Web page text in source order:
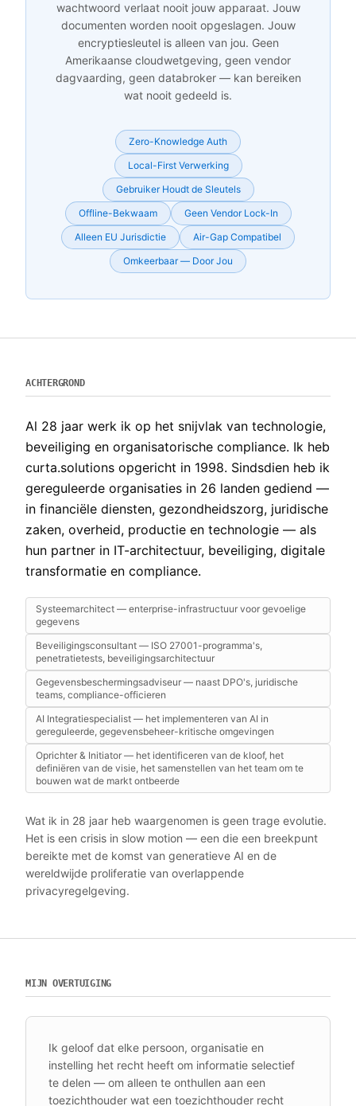
wachtwoord verlaat nooit jouw apparaat. Jouw
documenten worden nooit opgeslagen. Jouw
encryptiesleutel is alleen van jou. Geen
Amerikaanse cloudwetgeving, geen vendor
dagvaarding, geen databroker — kan bereiken
wat nooit gedeeld is.
Zero-Knowledge Auth
Local-First Verwerking
Gebruiker Houdt de Sleutels
Offline-Bekwaam
Geen Vendor Lock-In
Alleen EU Jurisdictie
Air-Gap Compatibel
Omkeerbaar — Door Jou
ACHTERGROND
Al 28 jaar werk ik op het snijvlak van technologie,
beveiliging en organisatorische compliance. Ik heb
curta.solutions opgericht in 1998. Sindsdien heb ik
gereguleerde organisaties in 26 landen gediend —
in financiële diensten, gezondheidszorg, juridische
zaken, overheid, productie en technologie — als
hun partner in IT-architectuur, beveiliging, digitale
transformatie en compliance.
Systeemarchitect — enterprise-infrastructuur voor gevoelige
gegevens
Beveiligingsconsultant — ISO 27001-programma's,
penetratietests, beveiligingsarchitectuur
Gegevensbeschermingsadviseur — naast DPO's, juridische
teams, compliance-officieren
AI Integratiespecialist — het implementeren van AI in
gereguleerde, gegevensbeheer-kritische omgevingen
Oprichter & Initiator — het identificeren van de kloof, het
definiëren van de visie, het samenstellen van het team om te
bouwen wat de markt ontbeerde
Wat ik in 28 jaar heb waargenomen is geen trage evolutie.
Het is een crisis in slow motion — een die een breekpunt
bereikte met de komst van generatieve AI en de
wereldwijde proliferatie van overlappende
privacyregelgeving.
MIJN OVERTUIGING
Ik geloof dat elke persoon, organisatie en
instelling het recht heeft om informatie selectief
te delen — om alleen te onthullen aan een
toezichthouder wat een toezichthouder recht